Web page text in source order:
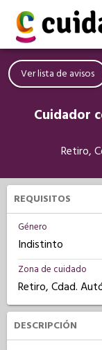
Ver lista de avisos
Cuidador
Retiro,
REQUISITOS
Género
Indistinto
Zona de cuidado
Retiro, Cdad.
DESCRIPCIÓN